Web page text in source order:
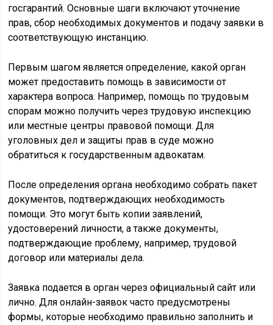
госгарантий. Основные шаги включают уточнение
прав, сбор необходимых документов и подачу заявки в
соответствующую инстанцию.
Первым шагом является определение, какой орган
может предоставить помощь в зависимости от
характера вопроса. Например, помощь по трудовым
спорам можно получить через трудовую инспекцию
или местные центры правовой помощи. Для
уголовных дел и защиты прав в суде можно
обратиться к государственным адвокатам.
После определения органа необходимо собрать пакет
документов, подтверждающих необходимость
помощи. Это могут быть копии заявлений,
удостоверений личности, а также документы,
подтверждающие проблему, например, трудовой
договор или материалы дела.
Заявка подается в орган через официальный сайт или
лично. Для онлайн-заявок часто предусмотрены
формы, которые необходимо правильно заполнить и